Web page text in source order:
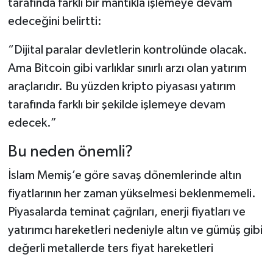
tarafında farklı bir mantıkla işlemeye devam
edeceğini belirtti:
“Dijital paralar devletlerin kontrolünde olacak.
Ama Bitcoin gibi varlıklar sınırlı arzı olan yatırım
araçlarıdır. Bu yüzden kripto piyasası yatırım
tarafında farklı bir şekilde işlemeye devam
edecek.”
Bu neden önemli?
İslam Memiş’e göre savaş dönemlerinde altın
fiyatlarının her zaman yükselmesi beklenmemeli.
Piyasalarda teminat çağrıları, enerji fiyatları ve
yatırımcı hareketleri nedeniyle altın ve gümüş gibi
değerli metallerde ters fiyat hareketleri